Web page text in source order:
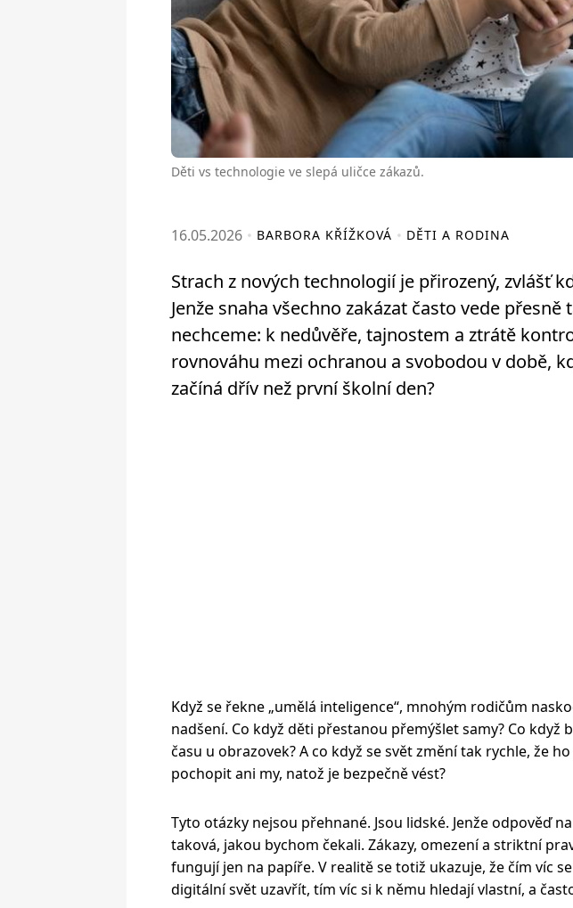
Děti vs technologie ve slepá uličce zákazů.
16.05.2026 BARBORA KŘÍŽKOVÁ DĚTI A RODINA
Strach z nových technologií je přirozený, zvlášť
Jenže snaha všechno zakázat často vede přesně
nechceme: k nedůvěře, tajnostem a ztrátě
rovnováhu mezi ochranou a svobodou v době,
začíná dřív než první školní den?
Když se řekne „umělá inteligence“, mnohým rodičům
nadšení. Co když děti přestanou přemýšlet samy? Co když
času u obrazovek? A co když se svět změní tak rychle, že
pochopit ani my, natož je bezpečně vést?
Tyto otázky nejsou přehnané. Jsou lidské. Jenže odpověď
taková, jakou bychom čekali. Zákazy, omezení a striktní
fungují jen na papíře. V realitě se totiž ukazuje, že čím víc
digitální svět uzavřít, tím víc si k němu hledají vlastní, a